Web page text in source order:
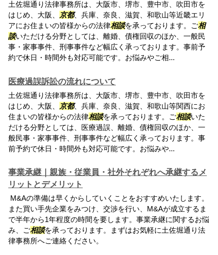
土佐堀通り法律事務所は、大阪市、堺市、豊中市、吹田市を
はじめ、大阪、
京都、兵庫、奈良、滋賀、和歌山等近畿エリ
アにお住まいの皆様からの法律相談を承っております。ご相
談いただける分野としては、離婚、債権回収のほか、一般民
事・家事事件、刑事事件など幅広く承っております。事前予
約で休日・時間外も対応可能です。お悩みやご相...
医療過誤訴訟の流れについて
土佐堀通り法律事務所は、大阪市、堺市、豊中市、吹田市を
はじめ、大阪、
京都、兵庫、奈良、滋賀、和歌山等関西にお
住まいの皆様からの法律相談を承っております。ご相談いた
だける分野としては、医療過誤、離婚、債権回収のほか、一
般民事・家事事件、刑事事件など幅広く承っております。事
前予約で休日・時間外も対応可能です。お悩みや...
事業承継｜親族・従業員・社外それぞれへ承継するメ
リットとデメリット
M&Aの準備は早くからしていくことをおすすめいたします。
また買い手先企業をみつけ、交渉を行い、M&Aが成立するま
で半年から1年程度の時間を要します。事業承継に関するお悩
み、ご相談を承っております。まずはお気軽に土佐堀通り法
律事務所へご連絡ください。